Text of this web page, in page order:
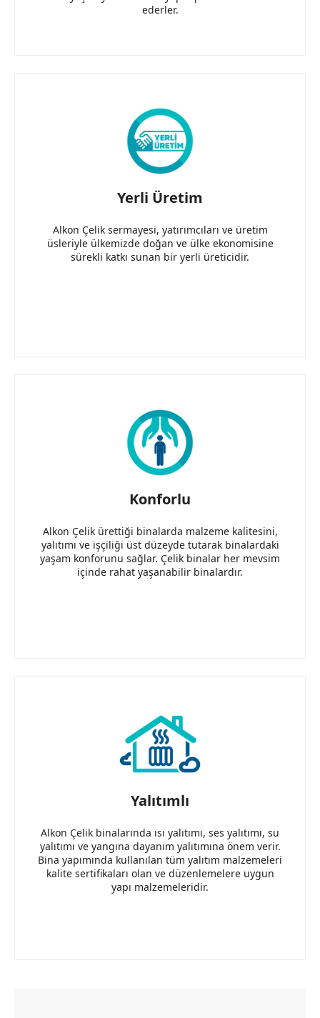
ederler.
Yerli Üretim
Alkon Çelik sermayesi, yatırımcıları ve üretim
üsleriyle ülkemizde doğan ve ülke ekonomisine
sürekli katkı sunan bir yerli üreticidir.
Konforlu
Alkon Çelik ürettiği binalarda malzeme kalitesini,
yalıtımı ve işçiliği üst düzeyde tutarak binalardaki
yaşam konforunu sağlar. Çelik binalar her mevsim
içinde rahat yaşanabilir binalardır.
Yalıtımlı
Alkon Çelik binalarında ısı yalıtımı, ses yalıtımı, su
yalıtımı ve yangına dayanım yalıtımına önem verir.
Bina yapımında kullanılan tüm yalıtım malzemeleri
kalite sertifikaları olan ve düzenlemelere uygun
yapı malzemeleridir.